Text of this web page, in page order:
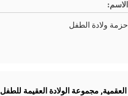
الاسم:
حزمة ولادة الطفل
, مجموعة الولادة العقيمة للطفل